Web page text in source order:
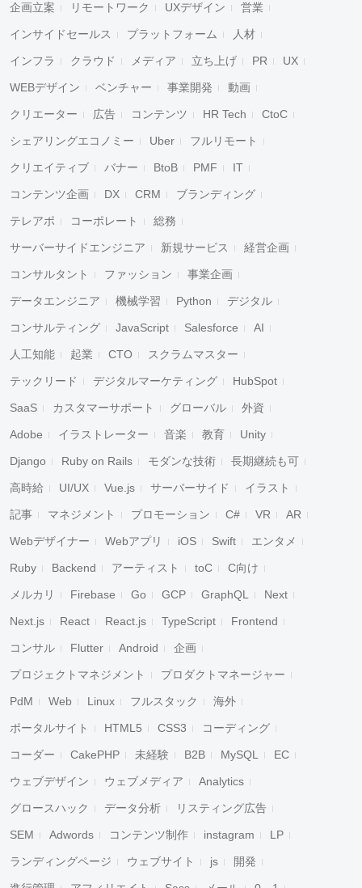
企画立案 リモートワーク UXデザイン 営業
インサイドセールス プラットフォーム 人材
インフラ クラウド メディア 立ち上げ PR UX
WEBデザイン ベンチャー 事業開発 動画
クリエーター 広告 コンテンツ HR Tech CtoC
シェアリングエコノミー Uber フルリモート
クリエイティブ バナー BtoB PMF IT
コンテンツ企画 DX CRM ブランディング
テレアポ コーポレート 総務
サーバーサイドエンジニア 新規サービス 経営企画
コンサルタント ファッション 事業企画
データエンジニア 機械学習 Python デジタル
コンサルティング JavaScript Salesforce AI
人工知能 起業 CTO スクラムマスター
テックリード デジタルマーケティング HubSpot
SaaS カスタマーサポート グローバル 外資
Adobe イラストレーター 音楽 教育 Unity
Django Ruby on Rails モダンな技術 長期継続も可
高時給 UI/UX Vue.js サーバーサイド イラスト
記事 マネジメント プロモーション C# VR AR
Webデザイナー Webアプリ iOS Swift エンタメ
Ruby Backend アーティスト toC C向け
メルカリ Firebase Go GCP GraphQL Next
Next.js React React.js TypeScript Frontend
コンサル Flutter Android 企画
プロジェクトマネジメント プロダクトマネージャー
PdM Web Linux フルスタック 海外
ポータルサイト HTML5 CSS3 コーディング
コーダー CakePHP 未経験 B2B MySQL EC
ウェブデザイン ウェブメディア Analytics
グロースハック データ分析 リスティング広告
SEM Adwords コンテンツ制作 instagram LP
ランディングページ ウェブサイト js 開発